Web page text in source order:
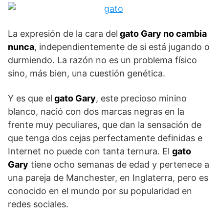
La expresión de la cara del gato Gary no cambia
nunca, independientemente de si está jugando o
durmiendo. La razón no es un problema físico
sino, más bien, una cuestión genética.
Y es que el gato Gary, este precioso minino
blanco, nació con dos marcas negras en la
frente muy peculiares, que dan la sensación de
que tenga dos cejas perfectamente definidas e
Internet no puede con tanta ternura. El gato
Gary tiene ocho semanas de edad y pertenece a
una pareja de Manchester, en Inglaterra, pero es
conocido en el mundo por su popularidad en
redes sociales.